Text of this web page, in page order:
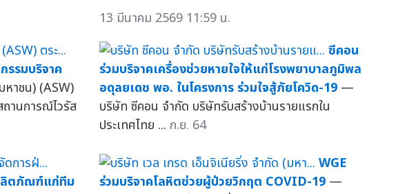
13 มีนาคม 2569 11:59 น.
รรมบริจาค
าชน) (ASW)
านการณ์ไวรัส
ซีคอน
ร่วมบริจาคเครื่องช่วยหายใจให้แก่โรงพยาบาลภูมิพล
อดุลยเดช พอ. ในโครงการ ร่วมใจสู้ภัยโควิด-19 —
บริษัท ซีคอน จำกัด บริษัทรับสร้างบ้านรายแรกใน
ประเทศไทย ... ก.ย. 64
ลิตภัณฑ์แก่ทีม
WGE
ร่วมบริจาคโลหิตช่วยผู้ป่วยวิกฤต COVID-19 —